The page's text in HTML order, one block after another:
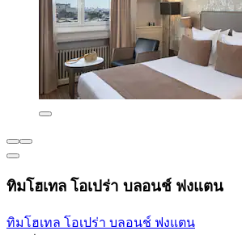
ทิมโฮเทล โอเปร่า บลอนช์ ฟงแตน
ทิมโฮเทล โอเปร่า บลอนช์ ฟงแตน